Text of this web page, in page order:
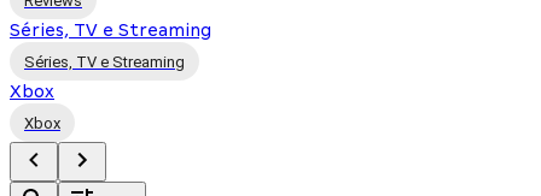
Séries, TV e Streaming
Séries, TV e Streaming
Xbox
Xbox